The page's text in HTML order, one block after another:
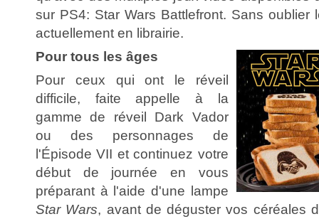
sur PS4: Star Wars Battlefront. Sans oublier
actuellement en librairie.
Pour tous les âges
Pour ceux qui ont le réveil
difficile, faite appelle à la
gamme de réveil Dark Vador
ou des personnages de
l'Épisode VII et continuez votre
début de journée en vous
préparant à l'aide d'une lampe
Star Wars, avant de déguster vos céréales